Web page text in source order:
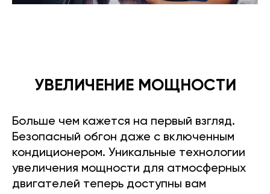
УВЕЛИЧЕНИЕ МОЩНОСТИ
Больше чем кажется на первый взгляд.
Безопасный обгон даже с включенным
кондиционером. Уникальные технологии
увеличения мощности для атмосферных
двигателей теперь доступны вам